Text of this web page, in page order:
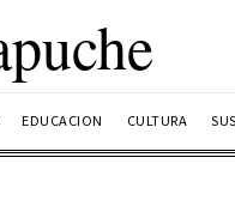
EDUCACION CULTURA